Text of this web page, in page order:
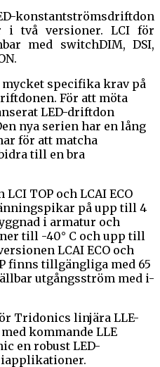
konstantströmsdriftdon
i två versioner. LCI för
med switchDIM, DSI,
specifika krav på
För att möta
LED-driftdon
nya serien har en lång
för att matcha
till en bra
TOP och LCAI ECO
på upp till 4
i armatur och
till -40° C och upp till
LCAI ECO och
finns tillgängliga med 65
utgångsström med i-
Tridonics linjära LLE-
kommande LLE
en robust LED-